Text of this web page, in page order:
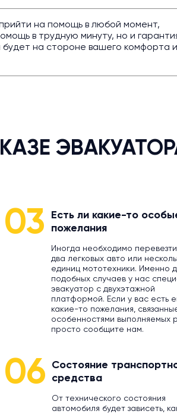
на помощь в любой момент,
в трудную минуту, но и
будет на стороне вашего комфорта и
03
Есть ли какие-то
пожелания
Иногда необходимо
два легковых авто или
единиц мототехники. Именно
подобных случаев у нас
эвакуатор с двухэтажной
платформой. Если у вас есть
какие-то пожелания,
особенностями выполняемых
просто сообщите нам.
06
Состояние
средства
От технического состояния
автомобиля будет зависеть,